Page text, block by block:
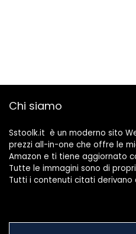
Chi siamo
Sstoolk.it è un moderno sito
prezzi all-in-one che offre le
Amazon e ti tiene aggiornato
Tutte le immagini sono di
Tutti i contenuti citati